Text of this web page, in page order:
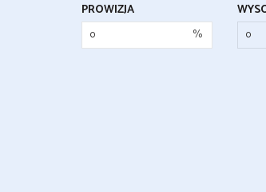
PROWIZJA
%